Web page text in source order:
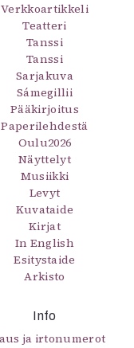
Verkkoartikkeli
Teatteri
Tanssi
Tanssi
Sarjakuva
Sámegillii
Pääkirjoitus
Paperilehdestä
Oulu2026
Näyttelyt
Musiikki
Levyt
Kuvataide
Kirjat
In English
Esitystaide
Arkisto
Info
ja irtonumerot